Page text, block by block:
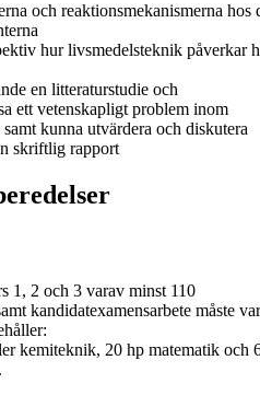
och reaktionsmekanismerna hos
hur livsmedelsteknik påverkar
en litteraturstudie och
ett vetenskapligt problem inom
kunna utvärdera och diskutera
skriftlig rapport
1, 2 och 3 varav minst 110
kandidatexamensarbete måste
kemiteknik, 20 hp matematik och